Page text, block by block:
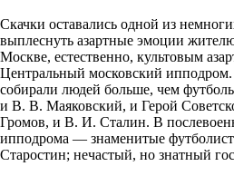
Скачки оставались одной из
выплеснуть азартные эмоции
Москве, естественно, культовым
Центральный московский
собирали людей больше, чем
и В. В. Маяковский, и Герой
Громов, и В. И. Сталин. В
ипподрома — знаменитые
Старостин; нечастый, но знатный